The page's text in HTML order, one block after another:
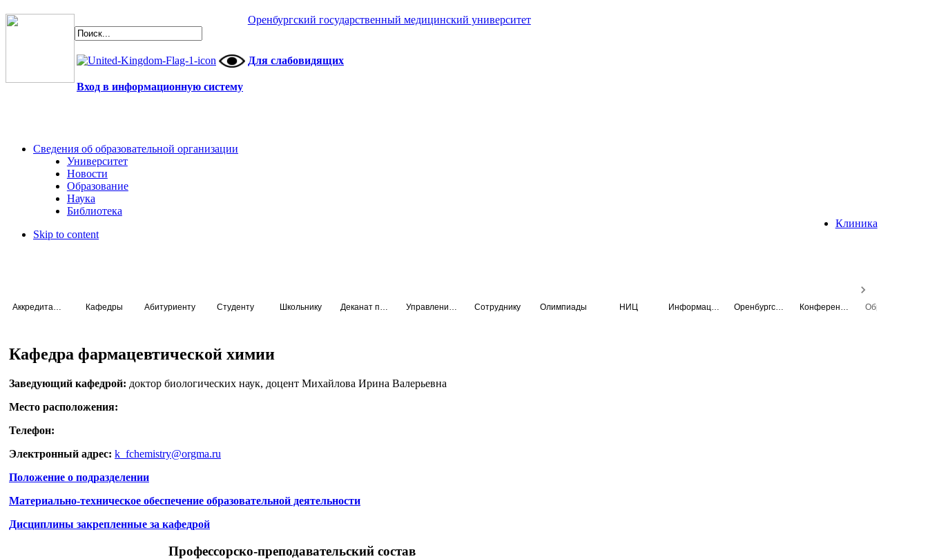
Оренбургский государственный медицинский университет
Для слабовидящих
Вход в информационную систему
Сведения об образовательной организации
Университет
Новости
Образование
Наука
Библиотека
Клиника
Skip to content
Кафедры Абитуриенту Студенту Школьнику Сотруднику Олимпиады НИЦ
Кафедра фармацевтической химии
Заведующий кафедрой: доктор биологических наук, доцент Михайлова Ирина Валерьевна
Место расположения:
Телефон:
Электронный адрес: k_fchemistry@orgma.ru
Положение о подразделении
Материально-техническое обеспечение образовательной деятельности
Дисциплины закрепленные за кафедрой
Профессорско-преподавательский состав